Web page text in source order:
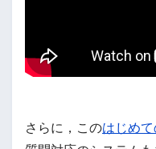
さらに，このはじめ